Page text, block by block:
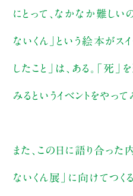
にとって、なかなか難しい
ないくん」という絵本がス
したこと」は、ある。「死」
みるというイベントをやって
また、この日に語り合った
ないくん展」に向けてつく